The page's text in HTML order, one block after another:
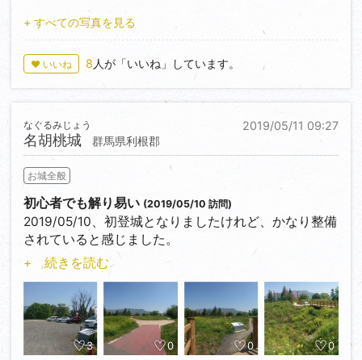
落、損壊しましたけれど、現況まで復旧となりまし
た。
⑦二の丸(北城)
森林組合の建物だった施設が廃墟化しています。
写真左手が本丸で、本丸と二の丸を隔てる土塁も残っ
ています。
右手は黒羽体育館なのですが…これは二の丸の土塁を
削り、三ノ丸に跨がる形での建設だった模様。
会所跡から、道路を挟んだ階段を登り、右手に曲がっ
た後、道なりに進んで橋を渡った先に有ります。
黒羽城鳥瞰図には、画面左手の土塁上に、櫓らしき建
物が確認出来ます(場所ついては、もしかすると本丸土
塁南東端の可能性も)。
⑨北坂門周辺
画面左手に石上台(上城)跡、更に奥に進むと八幡館
跡、鎮国社へと続きます。
⑥二の丸
戦没者慰霊碑や、モニュメント等が建っています。
二の丸東側(蛇尾川寄り)には硝煙庫があり、幕末の頃
には大砲が6門配備されていた模様。
⑦本丸、二の丸を隔てる空堀
公園整備に伴い、恐らく橋の部分や道路周辺等は、土
盛りされていると思います。
⑧台門跡周辺、本丸
台門は城域で唯一、石垣積みが用いられ、重層門だっ
たとの事。
また、第二次世界大戦中は監視硝が置かれたとか。
⑨北曲輪(1)
北曲輪は複数の曲輪で構成されていて、これは本丸隣
接の曲輪の、本丸北東側より撮影。
公園整備に伴い後付けされた階段が、本丸を囲む土塁
の高さと、勾配のキツさを物語っています。
石垣が、土圧に因る物なのか、押し出されて孕んでる
様にも見えるんだけれど…。
+ すべての写真を見る
♥ いいね 8 人が「いいね」しています。
2019/05/11 09:27
名胡桃城
なぐるみじょう
群馬県利根郡
お城全般
初心者でも解り易い (2019/05/10 訪問)
2019/05/10、初登城となりましたけれど、かなり整備
されていると感じました。
設置された説明文や、色分けされたルートと敷地(ほ
ぼ、説明文の色分けに対応)のお陰で、イメージが掴み
易くなっていると思います。
ただ、残念ながら、現在はささ郭への立ち入りが禁止
されている様です(2019/05/10時点)。
+ 続きを読む
3 0 0 0